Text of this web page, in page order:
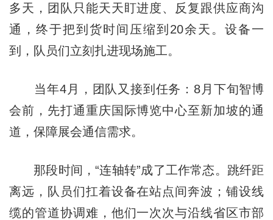
多天，团队只能天天盯进度、反复跟供应商沟
通，终于把到货时间压缩到20余天。设备一
到，队员们立刻扎进现场施工。
当年4月，团队又接到任务：8月下旬智博
会前，先打通重庆国际博览中心至新加坡的通
道，保障展会通信需求。
那段时间，“连轴转”成了工作常态。跳纤距
离远，队员们扛着设备在站点间奔波；铺设线
缆的管道协调难，他们一次次与沿线省区市部